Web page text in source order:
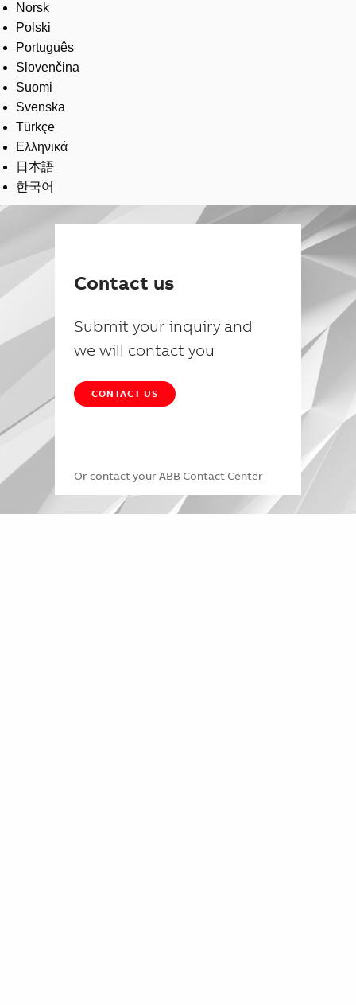
Norsk
Polski
Português
Slovenčina
Suomi
Svenska
Türkçe
Ελληνικά
日本語
한국어
Contact us
Submit your inquiry and
we will contact you
CONTACT US
Or contact your ABB Contact Center